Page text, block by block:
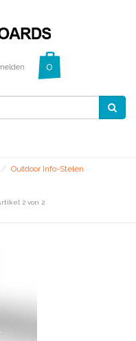
Outdoor Info-Stelen
2 von 2